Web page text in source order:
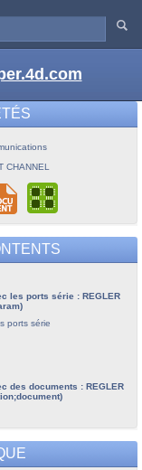
CHANNEL
les ports série : REGLER
ports série
des documents : REGLER